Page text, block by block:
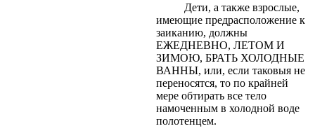
Дети, а также взрослые,
имеющие предрасположение к
заиканию, должны
ЕЖЕДНЕВНО, ЛЕТОМ И
ЗИМОЮ, БРАТЬ ХОЛОДНЫЕ
ВАННЫ, или, если таковыя не
переносятся, то по крайней
мере обтирать все тело
намоченным в холодной воде
полотенцем.